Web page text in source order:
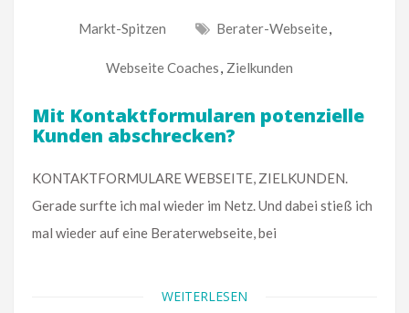
Markt-Spitzen Berater-Webseite,
Webseite Coaches, Zielkunden
Mit Kontaktformularen potenzielle
Kunden abschrecken?
KONTAKTFORMULARE WEBSEITE, ZIELKUNDEN.
Gerade surfte ich mal wieder im Netz. Und dabei stieß ich
mal wieder auf eine Beraterwebseite, bei
WEITERLESEN